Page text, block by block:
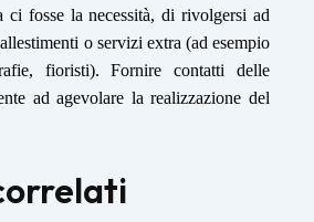
ci fosse la necessità, di rivolgersi ad
o servizi extra (ad esempio
fioristi). Fornire contatti delle
ad agevolare la realizzazione del